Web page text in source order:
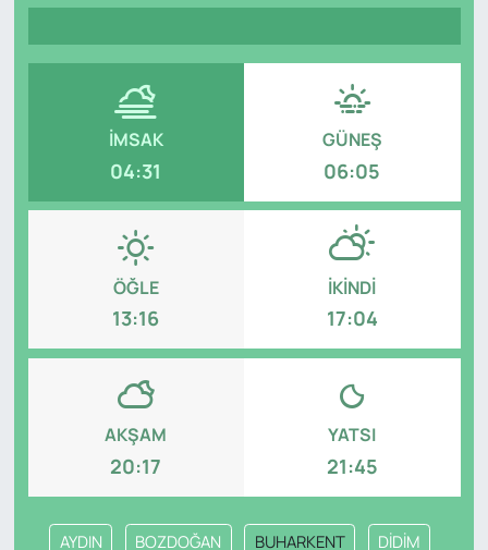
İMSAK
04:31
GÜNEŞ
06:05
ÖĞLE
13:16
İKINDI
17:04
AKŞAM
20:17
YATSI
21:45
AYDIN BOZDOĞAN BUHARKENT DİDİM
Genel
Gündem
Özel Haber
POLİTİKA
Siyaset